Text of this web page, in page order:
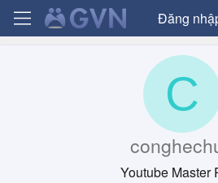
Đăng
C
Youtube Master